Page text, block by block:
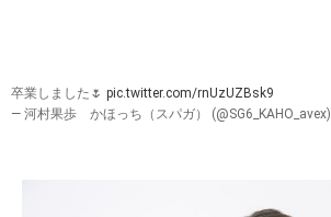
卒業しました🌷 pic.twitter.com/rnUzUZBsk9
— 河村果歩 かほっち（スパガ） (@SG6_KAHO_avex)